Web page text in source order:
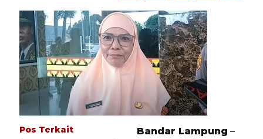
Bandar Lampung –
Pos Terkait